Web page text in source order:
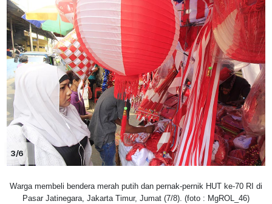
3/6
Warga membeli bendera merah putih dan pernak-pernik HUT ke-70 RI di
Pasar Jatinegara, Jakarta Timur, Jumat (7/8). (foto : MgROL_46)